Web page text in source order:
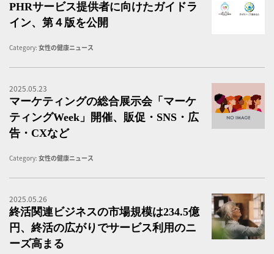
PHRサービス提供者に向けたガイドラ
イン、第４版を公開
Category: 女性の健康ニュース
2025.05.23
マーケティングの総合展示会「マーケ
ティングWeek」開催、販促・SNS・広
告・CXなど
Category: 女性の健康ニュース
2025.05.26
終活関連ビジネスの市場規模は234.5億
円、終活の広がりでサービス利用のニ
ーズ高まる